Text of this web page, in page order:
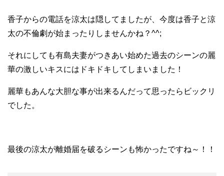
香子からの電話を涼太は隠してましたが、今度は香子と涼
太の不倫劇が始まったりしませんかね？^^;
それにしても有島夫妻がつきあい始めた過去のシーンの麗
華の激しいキスにはドキドキしてしまいました！
麗華もあんな大胆な事が出来るんだって思ったらビックリ
でした。
最後の涼太が離婚届を破るシーンも怖かったですね～！！